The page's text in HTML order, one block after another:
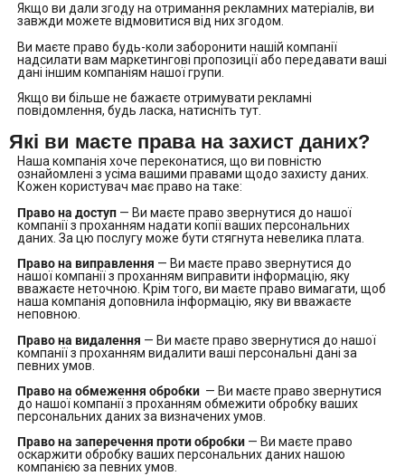
Якщо ви дали згоду на отримання рекламних матеріалів, ви
завжди можете відмовитися від них згодом.
Ви маєте право будь-коли заборонити нашій компанії
надсилати вам маркетингові пропозиції або передавати ваші
дані іншим компаніям нашої групи.
Якщо ви більше не бажаєте отримувати рекламні
повідомлення, будь ласка, натисніть тут.
Які ви маєте права на захист даних?
Наша компанія хоче переконатися, що ви повністю
ознайомлені з усіма вашими правами щодо захисту даних.
Кожен користувач має право на таке:
Право на доступ— Ви маєте право звернутися до нашої
компанії з проханням надати копії ваших персональних
даних. За цю послугу може бути стягнута невелика плата.
Право на виправлення — Ви маєте право звернутися до
нашої компанії з проханням виправити інформацію, яку
вважаєте неточною. Крім того, ви маєте право вимагати, щоб
наша компанія доповнила інформацію, яку ви вважаєте
неповною.
Право на видалення — Ви маєте право звернутися до нашої
компанії з проханням видалити ваші персональні дані за
певних умов.
Право на обмеження обробки— Ви маєте право звернутися
до нашої компанії з проханням обмежити обробку ваших
персональних даних за визначених умов.
Право на заперечення проти обробки— Ви маєте право
оскаржити обробку ваших персональних даних нашою
компанією за певних умов.